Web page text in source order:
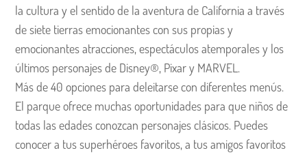
la cultura y el sentido de la aventura de California a través
de siete tierras emocionantes con sus propias y
emocionantes atracciones, espectáculos atemporales y los
últimos personajes de Disney®, Pixar y MARVEL.
Más de 40 opciones para deleitarse con diferentes menús.
El parque ofrece muchas oportunidades para que niños de
todas las edades conozcan personajes clásicos. Puedes
conocer a tus superhéroes favoritos, a tus amigos favoritos